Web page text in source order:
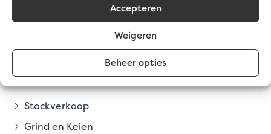
Accepteren
Weigeren
Beheer opties
PRODUCTCATEGORIEËN
Stockverkoop
Grind en Keien